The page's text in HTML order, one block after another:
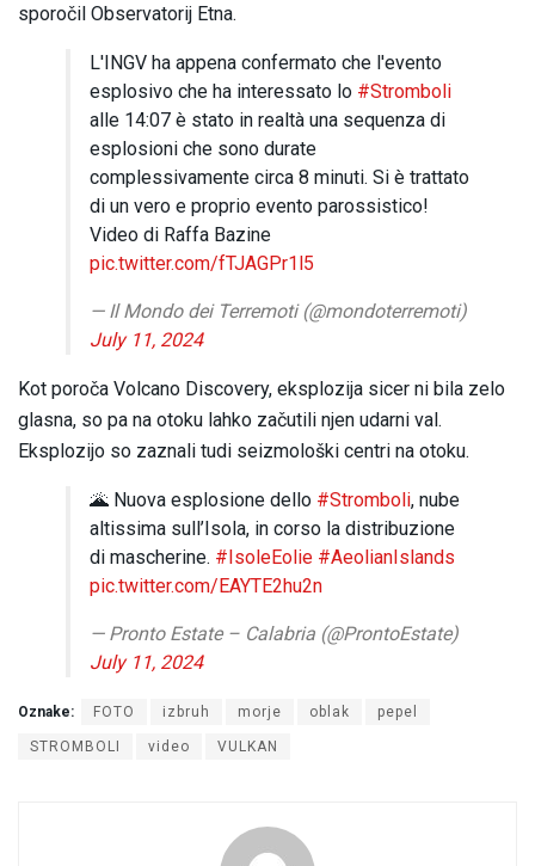
sporočil Observatorij Etna.
L'INGV ha appena confermato che l'evento
esplosivo che ha interessato lo #Stromboli
alle 14:07 è stato in realtà una sequenza di
esplosioni che sono durate
complessivamente circa 8 minuti. Si è trattato
di un vero e proprio evento parossistico!
Video di Raffa Bazine
pic.twitter.com/fTJAGPr1l5
— Il Mondo dei Terremoti (@mondoterremoti)
July 11, 2024
Kot poroča Volcano Discovery, eksplozija sicer ni bila zelo
glasna, so pa na otoku lahko začutili njen udarni val.
Eksplozijo so zaznali tudi seizmološki centri na otoku.
🌋 Nuova esplosione dello #Stromboli, nube
altissima sull’Isola, in corso la distribuzione
di mascherine. #IsoleEolie #AeolianIslands
pic.twitter.com/EAYTE2hu2n
— Pronto Estate – Calabria (@ProntoEstate)
July 11, 2024
Oznake: FOTO izbruh morje oblak pepel
STROMBOLI video VULKAN